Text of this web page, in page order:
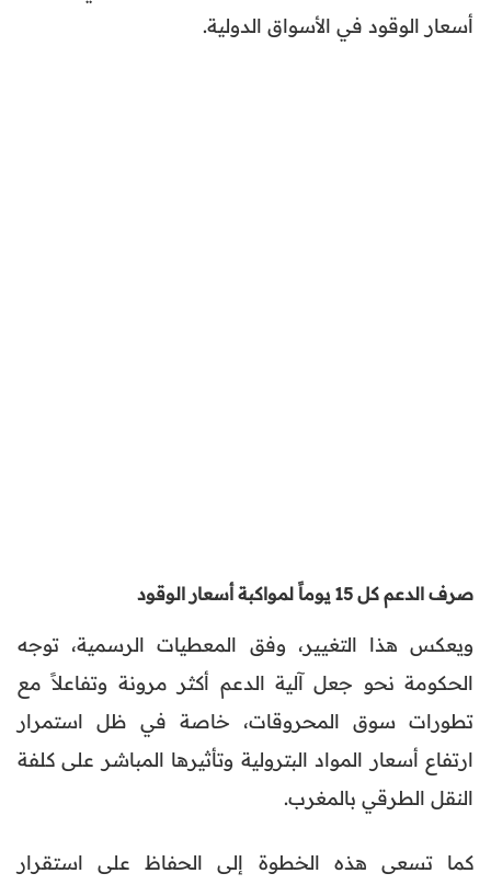
أسعار الوقود في الأسواق الدولية.
صرف الدعم كل 15 يوماً لمواكبة أسعار الوقود
ويعكس هذا التغيير، وفق المعطيات الرسمية، توجه
الحكومة نحو جعل آلية الدعم أكثر مرونة وتفاعلاً مع
تطورات سوق المحروقات، خاصة في ظل استمرار
ارتفاع أسعار المواد البترولية وتأثيرها المباشر على كلفة
النقل الطرقي بالمغرب.
كما تسعى هذه الخطوة إلى الحفاظ على استقرار